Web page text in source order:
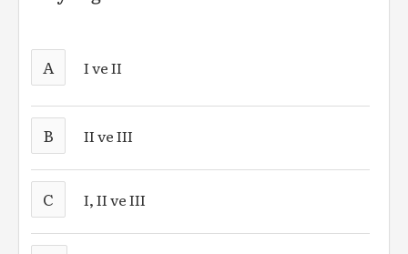
A I ve II
B II ve III
C I, II ve III